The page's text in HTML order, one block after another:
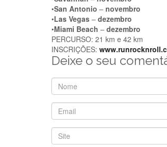
•San Antonio – novembro
•Las Vegas – dezembro
•Miami Beach – dezembro
PERCURSO: 21 km e 42 km
INSCRIÇÕES:
Deixe o seu